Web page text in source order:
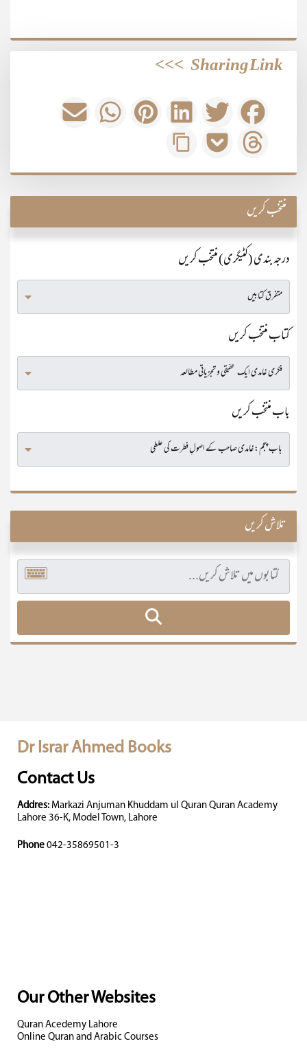
Sharing Link
>>>
منتخب کریں
درجہ بندی (کٹیگری) منتخب کریں
کتاب منتخب کریں
باب منتخب کریں
تلاش کریں
Dr Israr Ahmed Books
Contact Us
Addres: Markazi Anjuman Khuddam ul Quran Quran Academy
Lahore 36-K, Model Town, Lahore
Phone 042-35869501-3
Our Other Websites
Quran Acedemy Lahore
Online Quran and Arabic Courses